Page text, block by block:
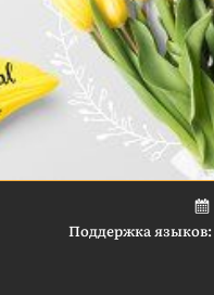
Поддержка языков: